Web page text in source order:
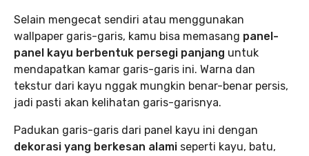
Selain mengecat sendiri atau menggunakan
wallpaper garis-garis, kamu bisa memasang panel-
panel kayu berbentuk persegi panjang untuk
mendapatkan kamar garis-garis ini. Warna dan
tekstur dari kayu nggak mungkin benar-benar persis,
jadi pasti akan kelihatan garis-garisnya.
Padukan garis-garis dari panel kayu ini dengan
dekorasi yang berkesan alami seperti kayu, batu,